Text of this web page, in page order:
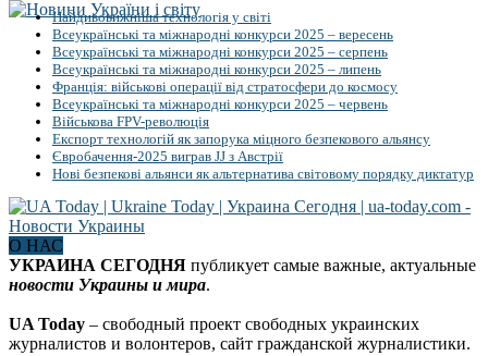
Найдивовижніша технологія у світі
Всеукраїнські та міжнародні конкурси 2025 – вересень
Всеукраїнські та міжнародні конкурси 2025 – серпень
Всеукраїнські та міжнародні конкурси 2025 – липень
Франція: військові операції від стратосфери до космосу
Всеукраїнські та міжнародні конкурси 2025 – червень
Військова FPV-революція
Експорт технологій як запорука міцного безпекового альянсу
Євробачення-2025 виграв JJ з Австрії
Нові безпекові альянси як альтернатива світовому порядку диктатур
О НАС
УКРАИНА СЕГОДНЯ публикует самые важные, актуальные
новости Украины и мира.
UA Today – свободный проект свободных украинских
журналистов и волонтеров, сайт гражданской журналистики.